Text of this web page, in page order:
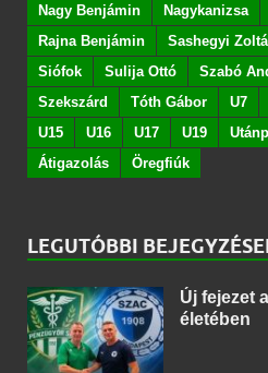
Nagy Benjámin
Nagykanizsa
Rajna Benjámin
Sashegyi
Siófok
Sulija Ottó Szabó
Szekszárd
Tóth Gábor U7
U15
U16 U17 U19
Átigazolás
Öregfiúk
LEGUTÓBBI
Új fejezet
életében